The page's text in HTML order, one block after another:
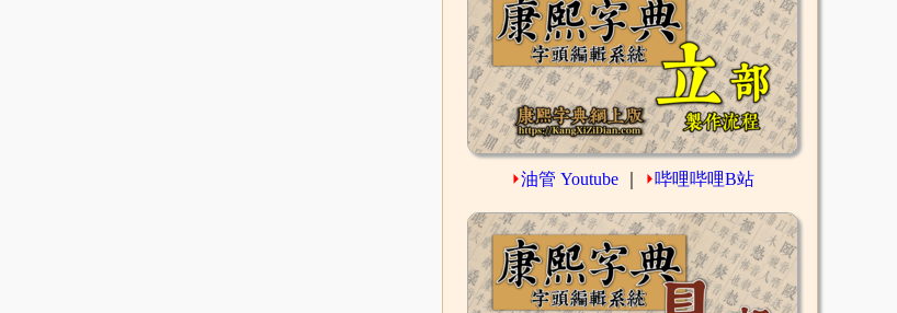
⏵油管 Youtube ⏵哔哩哔哩B站